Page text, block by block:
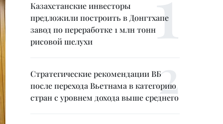
Казахстанские инвесторы
предложили построить в Донгтхапе
завод по переработке 1 млн тонн
рисовой шелухи
Стратегические рекомендации ВБ
после перехода Вьетнама в категорию
стран с уровнем дохода выше среднего